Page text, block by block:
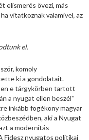
elismerés övezi, más
vitatkoznak valamivel, az
el.
komoly
ki a gondolatait.
e tárgykörben tartott
a nyugat ellen beszél"
inkább fogékony magyar
aki a Nyugat
a modernitás
Fidesz nyugatos politikai